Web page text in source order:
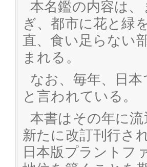
本名鑑の内容は
ぎ、都市に花と緑
直、食い足らない
まれる。
なお、毎年、日
と言われている。
本書はその年に
新たに改訂刊行さ
日本版プラントフ